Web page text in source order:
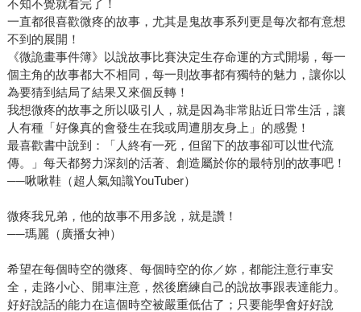
不知不覺就看完了！
一直都很喜歡微疼的故事，尤其是鬼故事系列更是每次都有意想
不到的展開！
《微詭畫事件簿》以說故事比賽決定生存命運的方式開場，每一
個主角的故事都大不相同，每一則故事都有獨特的魅力，讓你以
為要猜到結局了結果又來個反轉！
我想微疼的故事之所以吸引人，就是因為非常貼近日常生活，讓
人有種「好像真的會發生在我或周遭朋友身上」的感覺！
最喜歡書中說到：「人終有一死，但留下的故事卻可以世代流
傳。」每天都努力深刻的活著、創造屬於你的最特別的故事吧！
──啾啾鞋（超人氣知識YouTuber）
微疼我兄弟，他的故事不用多說，就是讚！
──瑪麗（廣播女神）
希望在每個時空的微疼、每個時空的你／妳，都能注意行車安
全，走路小心、開車注意，然後磨練自己的說故事跟表達能力。
好好說話的能力在這個時空被嚴重低估了；只要能學會好好說